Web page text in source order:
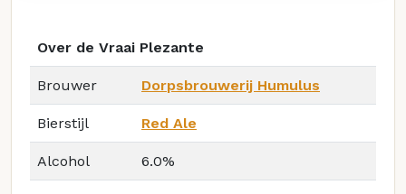
Over de Vraai Plezante
Brouwer Dorpsbrouwerij Humulus
Bierstijl Red Ale
Alcohol 6.0%